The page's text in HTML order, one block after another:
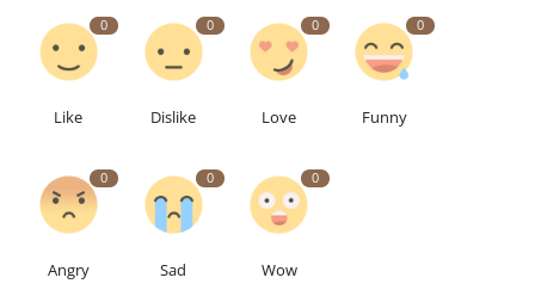
0
Like
0
Dislike
0
Love
0
Funny
0
Angry
0
Sad
0
Wow